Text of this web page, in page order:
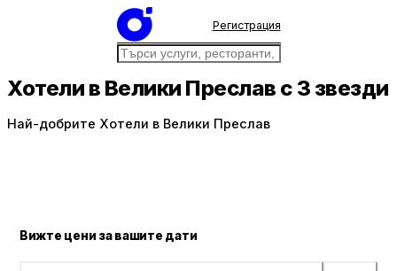
Регистрация
Хотели в Велики Преслав с 3 звезди
Най-добрите Хотели в Велики Преслав
Вижте цени за вашите дати